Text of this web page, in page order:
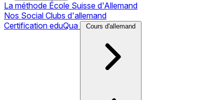
La méthode École Suisse d'Allemand
Nos Social Clubs d'allemand
Certification eduQua
Cours d'allemand